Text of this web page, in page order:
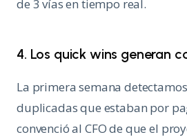
de 3 vías en tiempo real.
4. Los quick wins generan
La primera semana
duplicadas que estaban por
convenció al CFO de que el